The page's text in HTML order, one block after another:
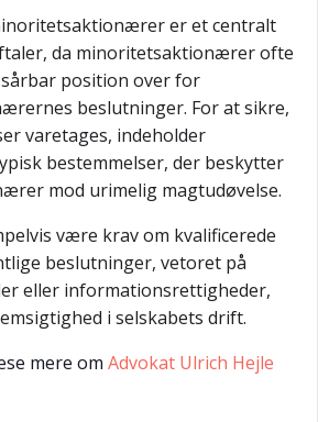
er et centralt
da minoritetsaktionærer ofte
position over for
beslutninger. For at sikre,
varetages, indeholder
bestemmelser, der beskytter
mod urimelig magtudøvelse.
være krav om kvalificerede
beslutninger, vetoret på
eller informationsrettigheder,
i selskabets drift.
mere om Advokat Ulrich Hejle